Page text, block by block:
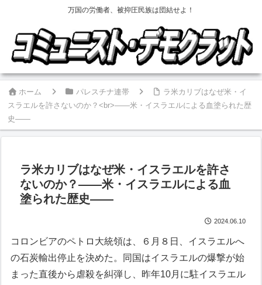
万国の労働者、被抑圧民族は団結せよ！
ホーム パレスチナ連帯
ラ米カリブはなぜ米・イ
スラエルを許さないのか？<br>――米・イスラエルによる血塗られた歴
史――
ラ米カリブはなぜ米・イスラエルを許さ
ないのか？――米・イスラエルによる血
塗られた歴史――
2024.06.10
コロンビアのペトロ大統領は、６月８日、イスラエルへ
の石炭輸出停止を決めた。同国はイスラエルの爆撃が始
まった直後から虐殺を糾弾し、昨年10月に駐イスラエル